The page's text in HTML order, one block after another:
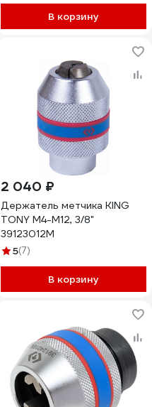
В корзину
2 040 ₽
Держатель метчика KING
TONY М4-М12, 3/8"
39123012M
5(7)
В корзину